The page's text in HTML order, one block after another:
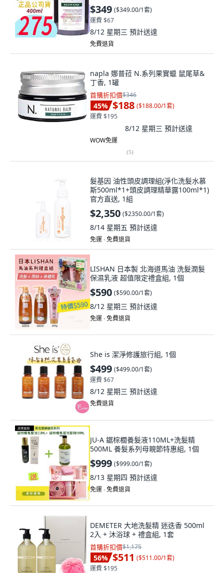
$349 ($349.00/1套)
運費 $67
8/12 星期三 預計送達
免費退貨
napla 娜普菈 N.系列果實蠟 鼠尾草&
丁香, 1罐
首購折扣價$346
45% $188 ($188.00/1套)
運費 $195
8/12 星期三 預計送達
WOW免運
(5)
髮基因 油性頭皮調理組(淨化洗髮水慕
斯500ml*1+頭皮調理精華露100ml*1)
官方直送, 1組
$2,350 ($2350.00/1套)
8/14 星期五 預計送達
免運 ∙ 免費退貨
LISHAN 日本製 北海道馬油 洗髮潤髮
保濕乳液 超值限定禮盒組, 1個
$590 ($590.00/1套)
8/12 星期三 預計送達
免運 ∙ 免費退貨
She is 潔淨修護旅行組, 1個
$499 ($499.00/1套)
運費 $67
8/12 星期三 預計送達
免費退貨
JU-A 鋸棕櫚養髮液110ML+洗髮精
500ML 養髮系列母親節特惠組, 1個
$999 ($999.00/1套)
8/13 星期四 預計送達
免運 ∙ 免費退貨
DEMETER 大地洗髮精 迷迭香 500ml
2入 + 沐浴球 + 禮盒組, 1套
首購折扣價$1,175
56% $511 ($511.00/1套)
運費 $195